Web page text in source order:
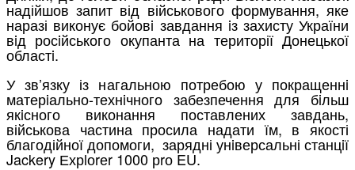
надійшов запит від військового формування, яке
наразі виконує бойовi завдання iз захисту України
вiд росiйського окупанта на території Донецької
областi.
У зв’язку із нагальною потребою у покращеннi
матерiально-технiчного забезпечення для бiльш
якiсного виконання поставлених завдань,
військова частина просила надати їм, в якості
благодійної допомоги, зарядні унiверсальні станцiї
Jackery Ехрlоrеr 1000 рrо EU.